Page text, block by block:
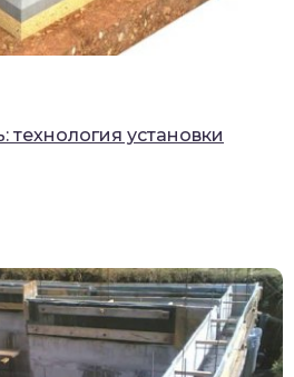
установки